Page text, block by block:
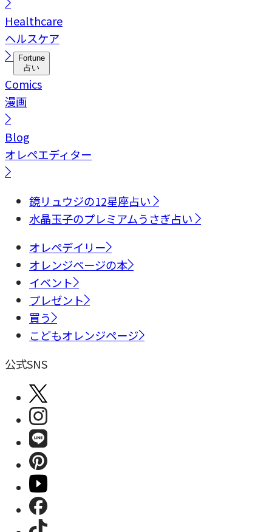
Healthcare
ヘルスケア
Fortune
占い
Comics
漫画
Blog
オレペエディター
鏡リュウジの12星座占い
水晶玉子のプレミアムうさぎ占い
オレペデイリー
オレンジページの本
イベント
プレゼント
買う
こどもオレンジページ
公式SNS